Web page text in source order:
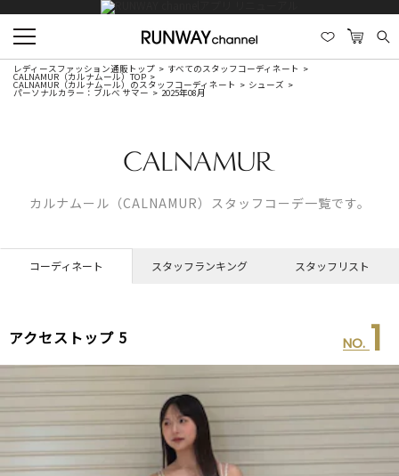
レディースファッション通販トップ すべてのスタッフコーディネート
CALNAMUR（カルナムール）TOP
CALNAMUR（カルナムール）のスタッフコーディネート シューズ
パーソナルカラー：ブルべ サマー 2025年08月
カルナムール（CALNAMUR）スタッフコーデ一覧です。
コーディネート スタッフランキング スタッフリスト
アクセストップ 5 NO. 1